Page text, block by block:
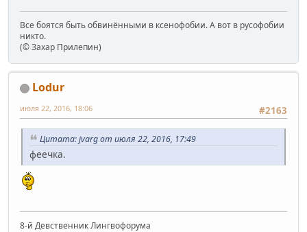
Все боятся быть обвинёнными в ксенофобии. А вот в русофобии
никто.
(© Захар Прилепин)
Lodur
#2163
июля 22, 2016, 18:06
Цитата: jvarg от июля 22, 2016, 17:49
феечка.
8-й Девственник Лингвофорума